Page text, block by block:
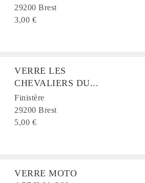
29200 Brest
3,00 €
VERRE LES
CHEVALIERS DU...
Finistère
29200 Brest
5,00 €
VERRE MOTO